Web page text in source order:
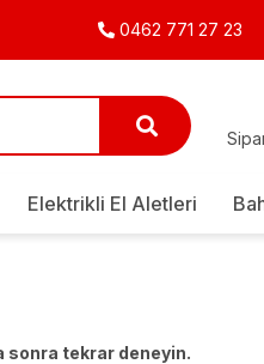
0462 771 27 23
Elektrikli El Aletleri
sonra tekrar deneyin.